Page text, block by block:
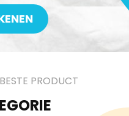
PRODUCT